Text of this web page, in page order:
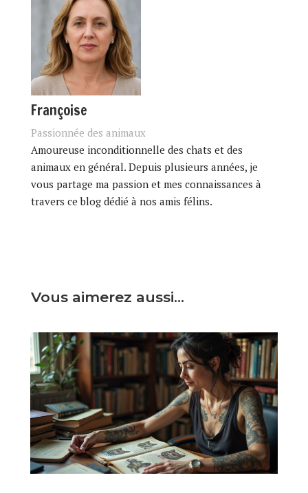
Françoise
Passionnée des animaux
Amoureuse inconditionnelle des chats et des
animaux en général. Depuis plusieurs années, je
vous partage ma passion et mes connaissances à
travers ce blog dédié à nos amis félins.
Vous aimerez aussi…